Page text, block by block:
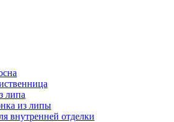
липа
из липы
внутренней отделки